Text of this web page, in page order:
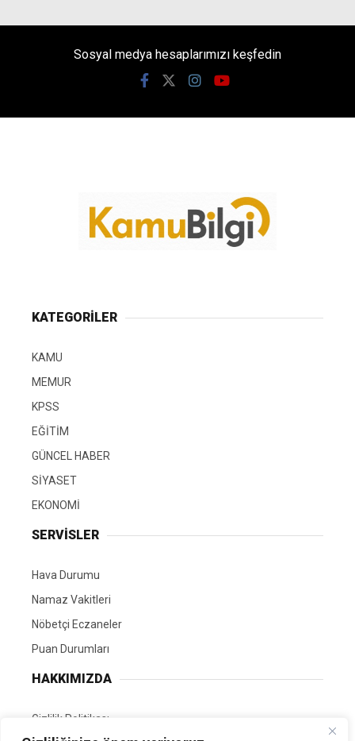
Sosyal medya hesaplarımızı keşfedin
KATEGORİLER
KAMU
MEMUR
KPSS
EĞİTİM
GÜNCEL HABER
SİYASET
EKONOMİ
SERVİSLER
Hava Durumu
Namaz Vakitleri
Nöbetçi Eczaneler
Puan Durumları
HAKKIMIZDA
Gizlilik Politikası